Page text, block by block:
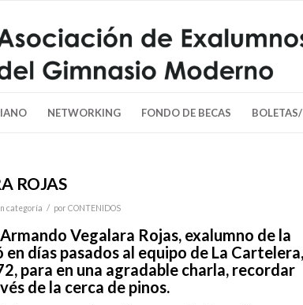
NETWORKING FONDO DE BECAS
ROJAS
categoría / por CONTENIDOS
Vegalara Rojas, exalumno de la
días pasados al equipo de La Cartelera,
para en una agradable charla, recordar
de la cerca de pinos.